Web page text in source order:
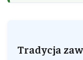
Tradycja